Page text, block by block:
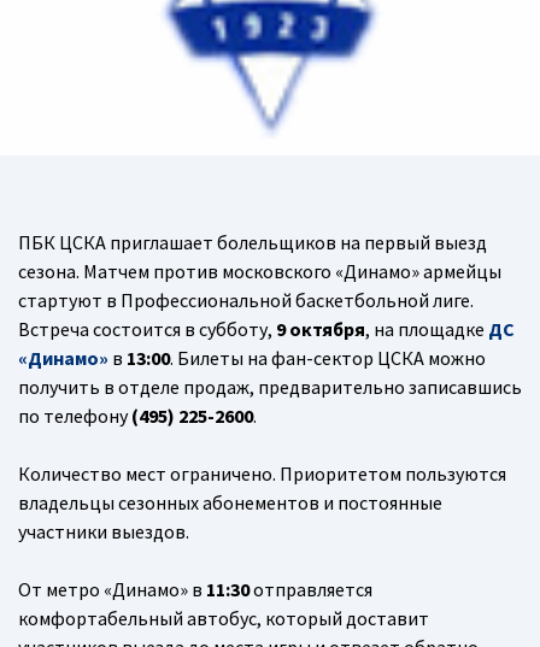
ПБК ЦСКА приглашает болельщиков на первый выезд
сезона. Матчем против московского «Динамо» армейцы
стартуют в Профессиональной баскетбольной лиге.
Встреча состоится в субботу, 9 октября, на площадке ДС
«Динамо» в 13:00. Билеты на фан-сектор ЦСКА можно
получить в отделе продаж, предварительно записавшись
по телефону(495) 225-2600.
Количество мест ограничено. Приоритетом пользуются
владельцы сезонных абонементов и постоянные
участники выездов.
От метро «Динамо» в 11:30отправляется
комфортабельный автобус, который доставит